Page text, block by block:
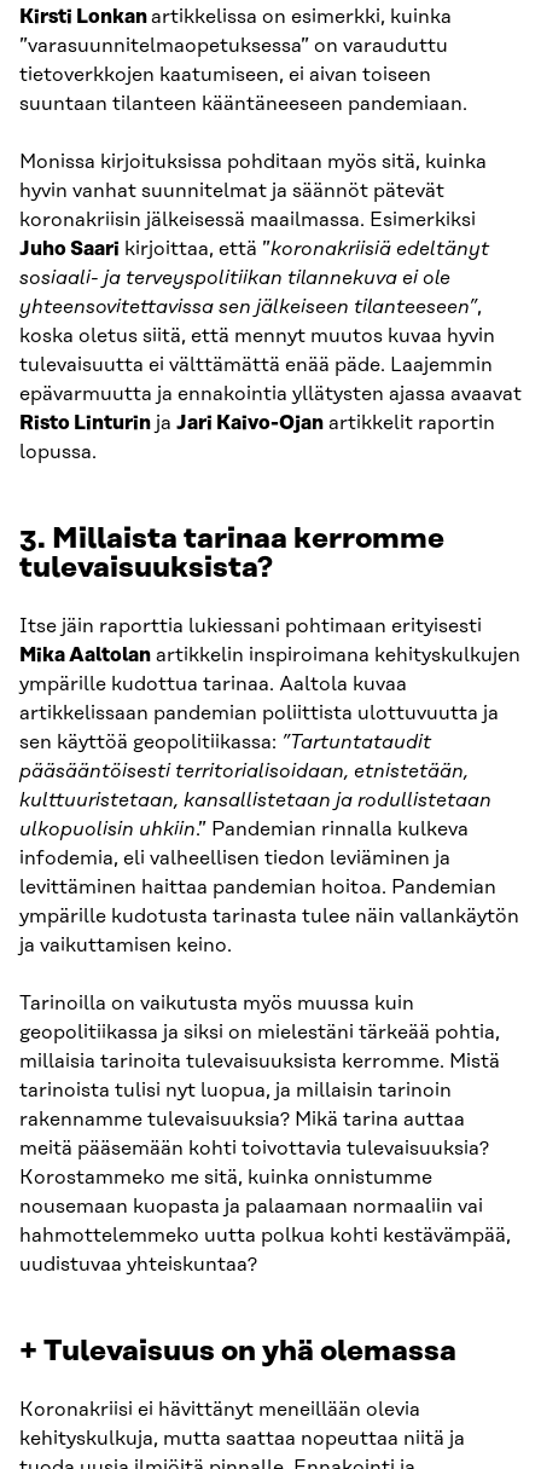
Kirsti Lonkanartikkelissa on esimerkki, kuinka
”varasuunnitelmaopetuksessa” on varauduttu
tietoverkkojen kaatumiseen, ei aivan toiseen
suuntaan tilanteen kääntäneeseen pandemiaan.
Monissa kirjoituksissa pohditaan myös sitä, kuinka
hyvin vanhat suunnitelmat ja säännöt pätevät
koronakriisin jälkeisessä maailmassa. Esimerkiksi
Juho Saari kirjoittaa, että ”koronakriisiä edeltänyt
sosiaali- ja terveyspolitiikan tilannekuva ei ole
yhteensovitettavissa sen jälkeiseen tilanteeseen”,
koska oletus siitä, että mennyt muutos kuvaa hyvin
tulevaisuutta ei välttämättä enää päde. Laajemmin
epävarmuutta ja ennakointia yllätysten ajassa avaavat
Risto Linturin ja Jari Kaivo-Ojan artikkelit raportin
lopussa.
3. Millaista tarinaa kerromme
tulevaisuuksista?
Itse jäin raporttia lukiessani pohtimaan erityisesti
Mika Aaltolan artikkelin inspiroimana kehityskulkujen
ympärille kudottua tarinaa. Aaltola kuvaa
artikkelissaan pandemian poliittista ulottuvuutta ja
sen käyttöä geopolitiikassa: ”Tartuntataudit
pääsääntöisesti territorialisoidaan, etnistetään,
kulttuuristetaan, kansallistetaan ja rodullistetaan
ulkopuolisin uhkiin.” Pandemian rinnalla kulkeva
infodemia, eli valheellisen tiedon leviäminen ja
levittäminen haittaa pandemian hoitoa. Pandemian
ympärille kudotusta tarinasta tulee näin vallankäytön
ja vaikuttamisen keino.
Tarinoilla on vaikutusta myös muussa kuin
geopolitiikassa ja siksi on mielestäni tärkeää pohtia,
millaisia tarinoita tulevaisuuksista kerromme. Mistä
tarinoista tulisi nyt luopua, ja millaisin tarinoin
rakennamme tulevaisuuksia? Mikä tarina auttaa
meitä pääsemään kohti toivottavia tulevaisuuksia?
Korostammeko me sitä, kuinka onnistumme
nousemaan kuopasta ja palaamaan normaaliin vai
hahmottelemmeko uutta polkua kohti kestävämpää,
uudistuvaa yhteiskuntaa?
+ Tulevaisuus on yhä olemassa
Koronakriisi ei hävittänyt meneillään olevia
kehityskulkuja, mutta saattaa nopeuttaa niitä ja